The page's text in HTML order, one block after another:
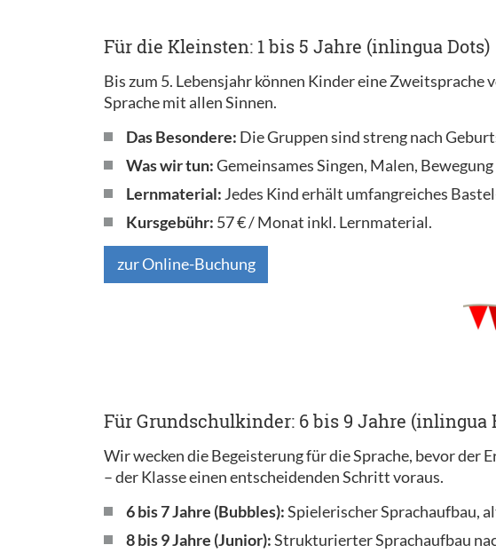
Für die Kleinsten: 1 bis 5 Jahre (inlingua Dots)
Bis zum 5. Lebensjahr können Kinder eine
Sprache mit allen Sinnen.
Das Besondere: Die Gruppen sind streng nach
Was wir tun:Gemeinsames Singen, Malen,
Lernmaterial: Jedes Kind erhält umfangreiches
Kursgebühr: 57 € / Monat inkl. Lernmaterial.
zur Online-Buchung
Für Grundschulkinder: 6 bis 9 Jahre (inlingua
Wir wecken die Begeisterung für die Sprache, bevor der
– der Klasse einen entscheidenden Schritt voraus.
6 bis 7 Jahre (Bubbles):Spielerischer Sprachaufbau,
8 bis 9 Jahre (Junior):Strukturierter Sprachaufbau